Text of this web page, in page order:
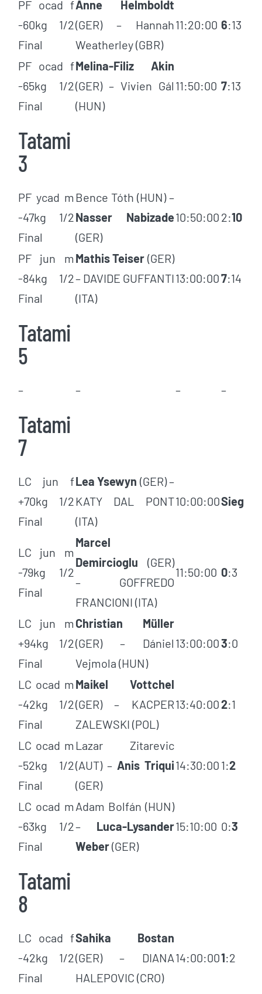
PF ocad f
-60kg 1/2
Final
Anne Helmboldt
(GER) – Hannah
Weatherley (GBR)
11:20:00 6:13
PF ocad f
-65kg 1/2
Final
Melina-Filiz Akin
(GER) – Vivien Gál
(HUN)
11:50:00 7:13
Tatami
3
PF ycad m
-47kg 1/2
Final
Bence Tóth (HUN) –
Nasser Nabizade
(GER)
10:50:00 2:10
PF jun m
-84kg 1/2
Final
Mathis Teiser (GER)
– DAVIDE GUFFANTI
(ITA)
13:00:007:14
Tatami
5
– – – –
Tatami
7
LC jun f
+70kg 1/2
Final
Lea Ysewyn (GER) –
KATY DAL PONT
(ITA)
10:00:00Sieg
LC jun m
-79kg 1/2
Final
Marcel
Demircioglu (GER)
– GOFFREDO
FRANCIONI (ITA)
11:50:00 0:3
LC jun m
+94kg 1/2
Final
Christian Müller
(GER) – Dániel
Vejmola (HUN)
13:00:003:0
LC ocad m
-42kg 1/2
Final
Maikel Vottchel
(GER) – KACPER
ZALEWSKI (POL)
13:40:002:1
LC ocad m
-52kg 1/2
Final
Lazar Zitarevic
(AUT) – Anis Triqui
(GER)
14:30:00 1:2
LC ocad m
-63kg 1/2
Final
Adam Bolfán (HUN)
– Luca-Lysander
Weber(GER)
15:10:00 0:3
Tatami
8
LC ocad f
-42kg 1/2
Final
Sahika Bostan
(GER) – DIANA
HALEPOVIC (CRO)
14:00:001:2